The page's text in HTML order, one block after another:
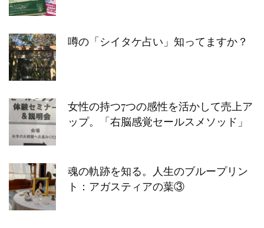
噂の「シイタケ占い」知ってますか？
女性の持つ7つの感性を活かして売上ア
ップ。「右脳感覚セールスメソッド」
魂の軌跡を知る。人生のブループリン
ト：アガスティアの葉③